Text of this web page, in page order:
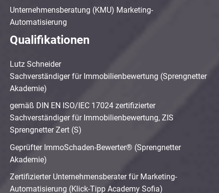
Unternehmensberatung (KMU) Marketing-
Automatisierung
Qualifikationen
Lutz Schneider
Sachverständiger für Immobilienbewertung (Sprengnetter
Akademie)
gemäß DIN EN ISO/IEC 17024 zertifizierter
Sachverständiger für Immobilienbewertung, ZIS
Sprengnetter Zert (S)
Geprüfter ImmoSchaden-Bewerter® (Sprengnetter
Akademie)
Zertifizierter Unternehmensberater für Marketing-
Automatisierung (Klick-Tipp Academy Sofia)